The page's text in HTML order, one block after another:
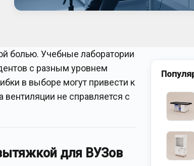
болью. Учебные лаборатории
с разным уровнем
в выборе могут привести к
не справляется с
для ВУЗов